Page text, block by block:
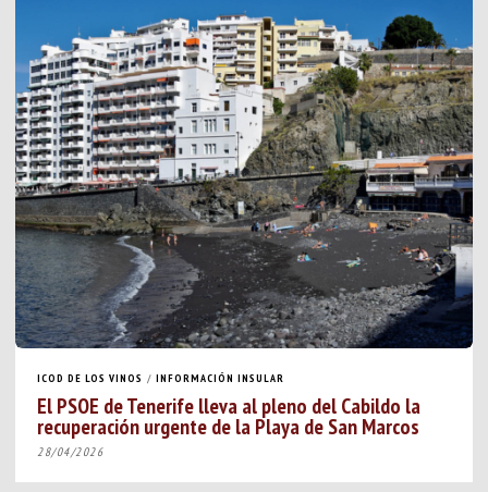
ICOD DE LOS VINOS / INFORMACIÓN INSULAR
El PSOE de Tenerife lleva al pleno del Cabildo la
recuperación urgente de la Playa de San Marcos
28/04/2026